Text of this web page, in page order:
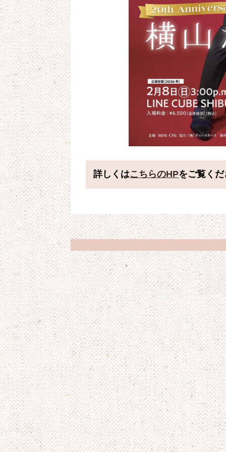
詳しくはこちらのHPをご覧く